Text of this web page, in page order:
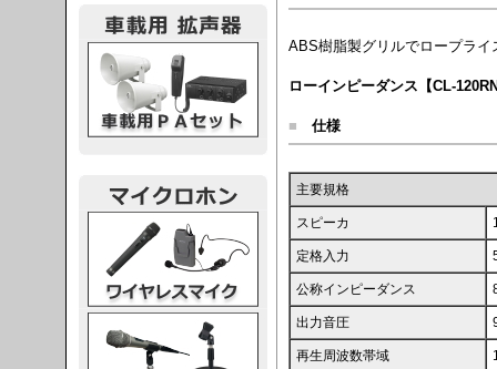
ABS樹脂製グリルでロープラ
ローインピーダンス【CL-
■ 仕様
主要規格
スピーカ
定格入力
公称インピーダンス
出力音圧
再生周波数帯域